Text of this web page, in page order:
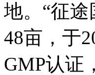
地。“征
48亩，于
GMP认证